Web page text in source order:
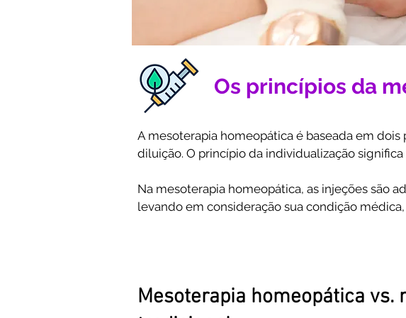
Os princípios da
A mesoterapia homeopática é baseada em
diluição. O princípio da individualização
Na mesoterapia homeopática, as injeções são
levando em consideração sua condição
homeopatia, que defendem que substâncias
Mesoterapia homeopática vs.